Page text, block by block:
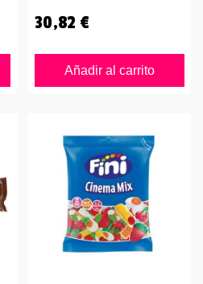
30,82 €
Añadir al carrito